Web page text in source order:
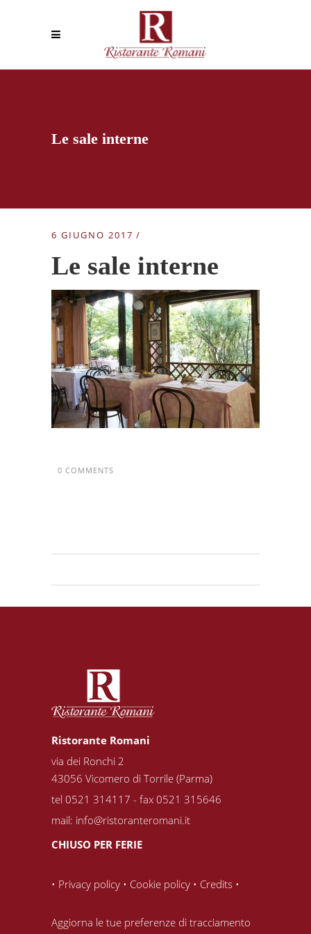
Le sale interne
6 GIUGNO 2017
Le sale interne
0 COMMENTS
Ristorante Romani
via dei Ronchi 2
43056 Vicomero di Torrile (Parma)
tel 0521 314117 - fax 0521 315646
mail: info@ristoranteromani.it
CHIUSO PER FERIE
• Privacy policy • Cookie policy • Credits •
Aggiorna le tue preferenze di tracciamento